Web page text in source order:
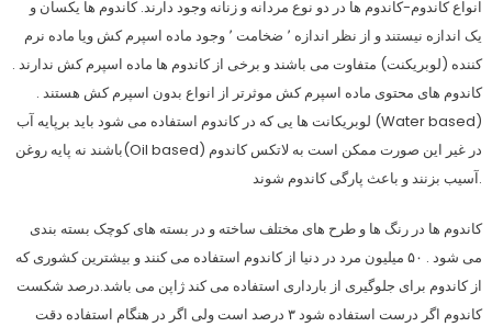
انواع کاندوم-کاندوم ها در دو نوع مردانه و زنانه وجود دارند. کاندوم ها یکسان و
یک اندازه نیستند و از نظر اندازه ٬ ضخامت ٬ وجود ماده اسپرم کش ویا ماده نرم
کننده (لوبریکنت) متفاوت می باشند و برخی از کاندوم ها ماده اسپرم کش ندارند .
کاندوم های محتوی ماده اسپرم کش موثرتر از انواع بدون اسپرم کش هستند .
لوبریکانت ها یی که در کاندوم استفاده می شود باید برپایه آب (Water based)
باشند نه پایه روغن(Oil based) در غیر این صورت ممکن است به لاتکس کاندوم
آسیب بزنند و باعث پارگی کاندوم شوند.
کاندوم ها در رنگ ها و طرح های مختلف ساخته و در بسته های کوچک بسته بندی
می شود . ۵۰ میلیون مرد در دنیا از کاندوم استفاده می کنند و بیشترین کشوری که
از کاندوم برای جلوگیری از بارداری استفاده می کند ژاپن می باشد.درصد شکست
کاندوم اگر درست استفاده شود ۳ درصد است ولی اگر در هنگام استفاده دقت